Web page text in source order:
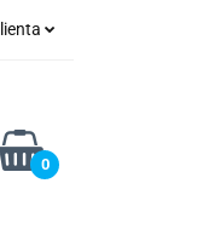
się
0